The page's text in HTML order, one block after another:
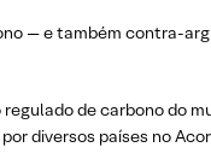
— e também contra-
de carbono do
diversos países no